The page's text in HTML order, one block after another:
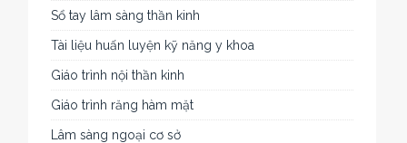
Sổ tay lâm sàng thần kinh
Tài liệu huấn luyện kỹ năng y khoa
Giáo trình nội thần kinh
Giáo trình răng hàm mặt
Lâm sàng ngoại cơ sở